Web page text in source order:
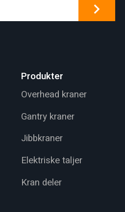
Produkter
Overhead kraner
Gantry kraner
Jibbkraner
Elektriske taljer
Kran deler